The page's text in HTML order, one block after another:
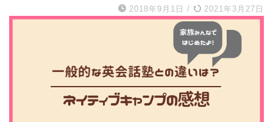
2018年9月1日 / 2021年3月27日